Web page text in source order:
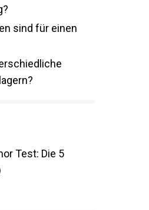
sind für einen
Test: Die 5